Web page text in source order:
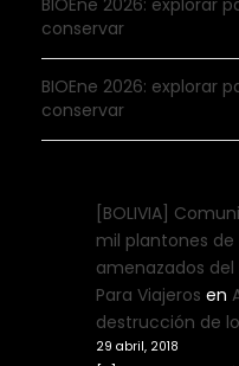
conservar
BIOEne 2026: explorar
conservar
[BOLIVIA]
mil plantones
amenazados del
Para Viajeros en
destrucción de
29 abril, 2018